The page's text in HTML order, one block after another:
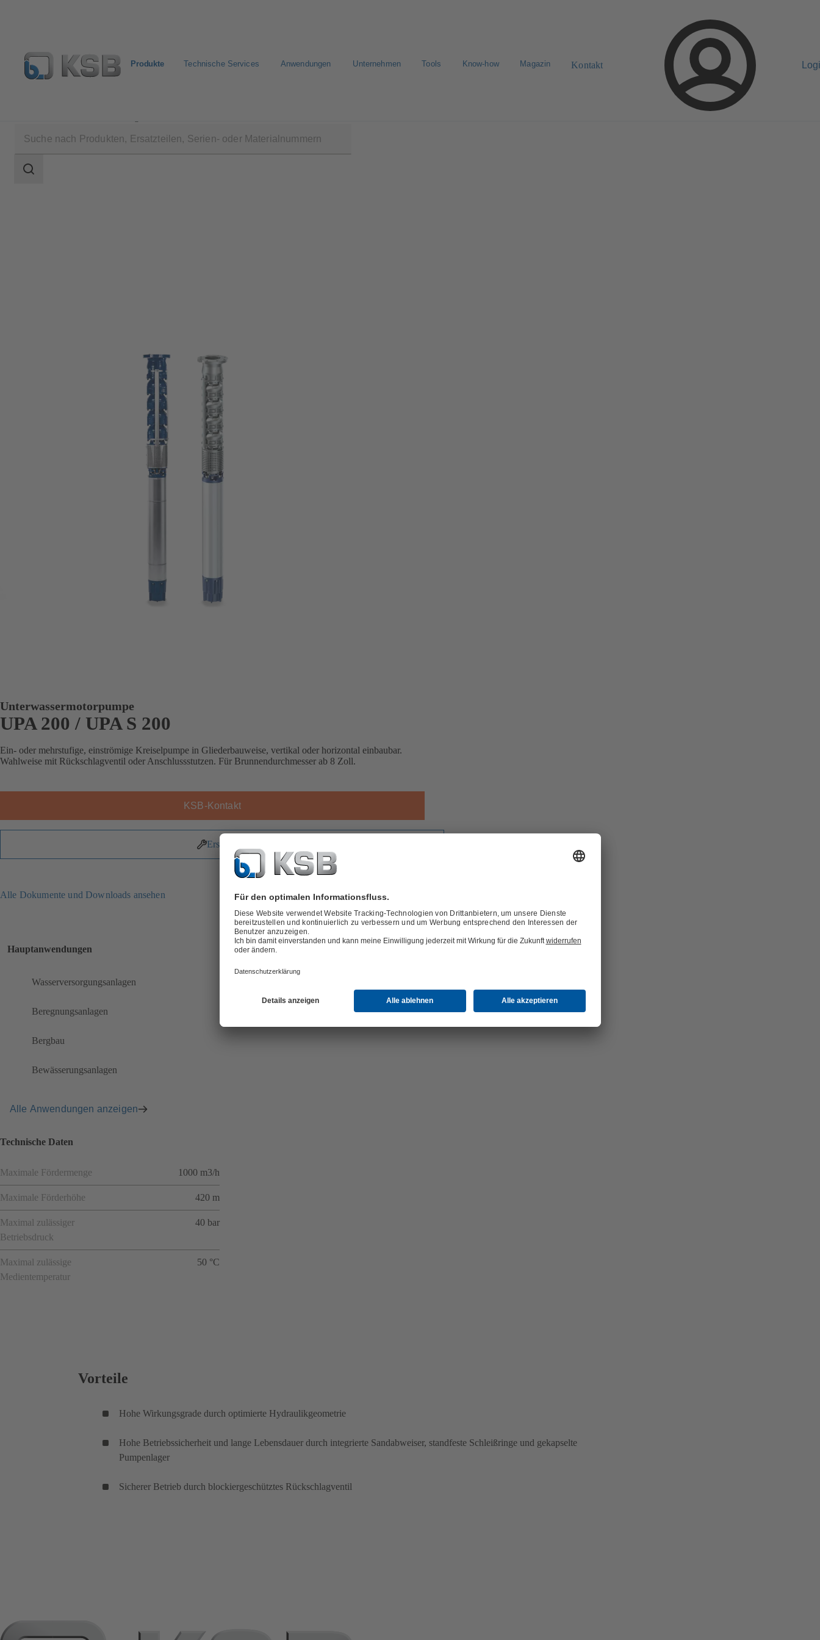
Produkte Technische Services Anwendungen Unternehmen Tools Know-how Magazin Kontakt
Suchbereich
Unterwassermotorpumpe
UPA 200 / UPA S 200
Ein- oder mehrstufige, einströmige Kreiselpumpe in Gliederbauweise, vertikal oder horizontal einbaubar.
Wahlweise mit Rückschlagventil oder Anschlussstutzen. Für Brunnendurchmesser ab 8 Zoll.
KSB-Kontakt
Ersatzteile
Alle Dokumente und Downloads ansehen
Hauptanwendungen
Wasserversorgungsanlagen
Beregnungsanlagen
Bergbau
Bewässerungsanlagen
Alle Anwendungen anzeigen
Technische Daten
Maximale Fördermenge 1000 m3/h
Maximale Förderhöhe 420 m
Maximal zulässiger
Betriebsdruck
40 bar
Maximal zulässige
Medientemperatur
50 °C
Vorteile
Hohe Wirkungsgrade durch optimierte Hydraulikgeometrie
Hohe Betriebssicherheit und lange Lebensdauer durch integrierte Sandabweiser, standfeste Schleißringe und gekapselte
Pumpenlager
Sicherer Betrieb durch blockiergeschütztes Rückschlagventil